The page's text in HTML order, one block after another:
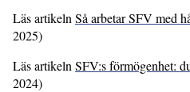
Läs artikeln Så arbetar SFV med
2025)
Läs artikeln SFV:s förmögenhet:
2024)